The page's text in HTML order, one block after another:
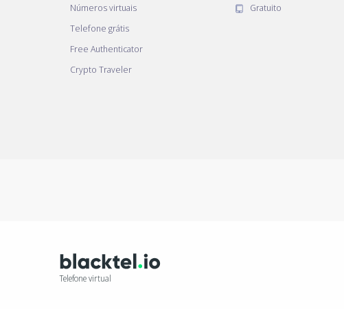
Números virtuais
Telefone grátis
Free Authenticator
Crypto Traveler
Gratuito
Telefone virtual